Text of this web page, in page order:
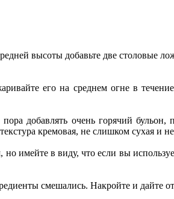
высоты добавьте две столовые
его на среднем огне в
добавлять очень горячий бульон,
кремовая, не слишком сухая и
имейте в виду, что если вы
смешались. Накройте и дайте